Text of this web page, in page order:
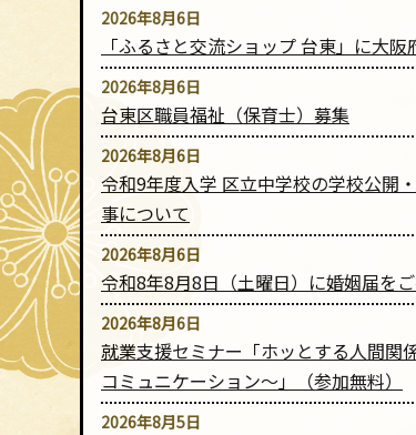
2026年8月6日
「ふるさと交流ショップ 台東」に大
2026年8月6日
台東区職員福祉（保育士）募集
2026年8月6日
令和9年度入学 区立中学校の学校公開
事について
2026年8月6日
令和8年8月8日（土曜日）に婚姻届を
2026年8月6日
就業支援セミナー「ホッとする人間関
コミュニケーション～」（参加無料）
2026年8月5日
館公式LINE友だち募集中 粗大ごみAIチャッ